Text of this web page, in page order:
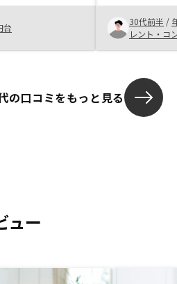
までの満足感が
ベル感に全く
台
対応して頂き
をしていただ
与えてくれた
30代前半 /
レント・コ
の口コミをもっと見る
ュー